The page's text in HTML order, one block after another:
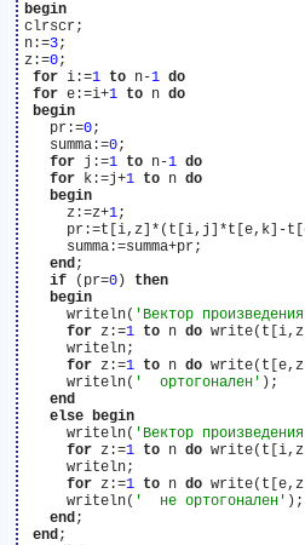
begin
clrscr;
n:=3;
z:=0;
for i:=1 to n-1 do
for e:=i+1 to n do
begin
   pr:=
0;
   summa:=
0;
for j:=1 to n-1 do
for k:=j+1 to n do
begin
     z:=z+
1;
pr:=t[i,z]*(t[i,j]*t[e,k]-
     summa:=summa+pr;
end;
if (pr=0) then
begin
     writeln(
'Вектор
for z:=1 to n do
     writeln;
for z:=1 to n do
     writeln(
'  ортогонален' );
end
else begin
     writeln(
'Вектор
for z:=1 to n do
     writeln;
for z:=1 to n do
     writeln(
'  не ортогонален' );
end;
end;